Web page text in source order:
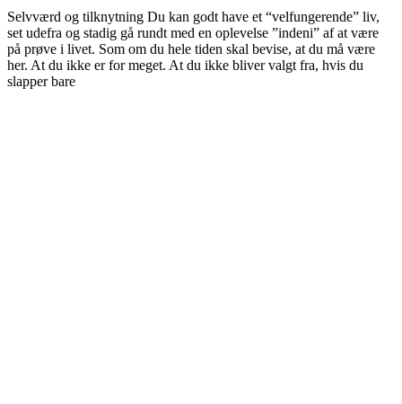
Selvværd og tilknytning Du kan godt have et “velfungerende” liv,
set udefra og stadig gå rundt med en oplevelse ”indeni” af at være
på prøve i livet. Som om du hele tiden skal bevise, at du må være
her. At du ikke er for meget. At du ikke bliver valgt fra, hvis du
slapper bare